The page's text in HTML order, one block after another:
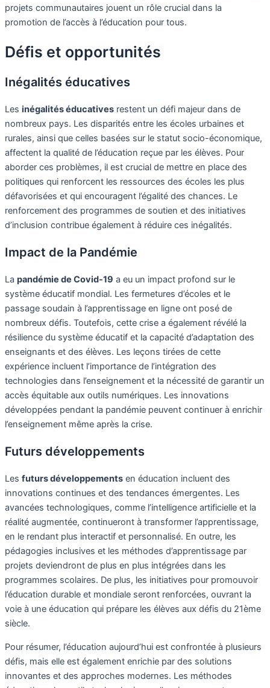
projets communautaires jouent un rôle crucial dans la
promotion de l’accès à l’éducation pour tous.
Défis et opportunités
Inégalités éducatives
Les inégalités éducatives restent un défi majeur dans de
nombreux pays. Les disparités entre les écoles urbaines et
rurales, ainsi que celles basées sur le statut socio-économique,
affectent la qualité de l’éducation reçue par les élèves. Pour
aborder ces problèmes, il est crucial de mettre en place des
politiques qui renforcent les ressources des écoles les plus
défavorisées et qui encouragent l’égalité des chances. Le
renforcement des programmes de soutien et des initiatives
d’inclusion contribue également à réduire ces inégalités.
Impact de la Pandémie
La pandémie de Covid-19 a eu un impact profond sur le
système éducatif mondial. Les fermetures d’écoles et le
passage soudain à l’apprentissage en ligne ont posé de
nombreux défis. Toutefois, cette crise a également révélé la
résilience du système éducatif et la capacité d’adaptation des
enseignants et des élèves. Les leçons tirées de cette
expérience incluent l’importance de l’intégration des
technologies dans l’enseignement et la nécessité de garantir un
accès équitable aux outils numériques. Les innovations
développées pendant la pandémie peuvent continuer à enrichir
l’enseignement même après la crise.
Futurs développements
Les futurs développements en éducation incluent des
innovations continues et des tendances émergentes. Les
avancées technologiques, comme l’intelligence artificielle et la
réalité augmentée, continueront à transformer l’apprentissage,
en le rendant plus interactif et personnalisé. En outre, les
pédagogies inclusives et les méthodes d’apprentissage par
projets deviendront de plus en plus intégrées dans les
programmes scolaires. De plus, les initiatives pour promouvoir
l’éducation durable et mondiale seront renforcées, ouvrant la
voie à une éducation qui prépare les élèves aux défis du 21ème
siècle.
Pour résumer, l’éducation aujourd’hui est confrontée à plusieurs
défis, mais elle est également enrichie par des solutions
innovantes et des approches modernes. Les méthodes